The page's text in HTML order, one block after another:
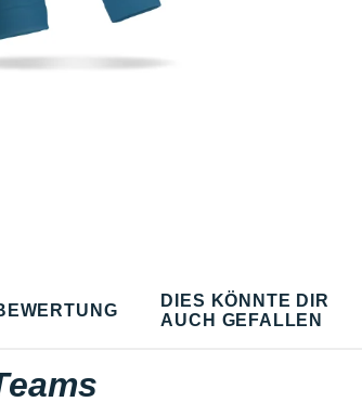
DIES KÖNNTE DIR
AUCH GEFALLEN